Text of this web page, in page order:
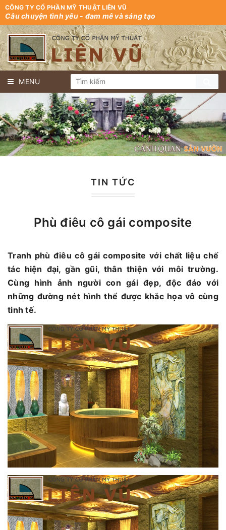
CÔNG TY CỔ PHẦN MỸ THUẬT LIÊN VŨ
Câu chuyện tình yêu - đam mê và sáng tạo
MENU
TIN TỨC
Phù điêu cô gái composite
Tranh phù điêu cô gái composite với chất liệu chế
tác hiện đại, gần gũi, thân thiện với môi trường.
Cùng hình ảnh người con gái đẹp, độc đáo với
những đường nét hình thể được khắc họa vô cùng
tinh tế.